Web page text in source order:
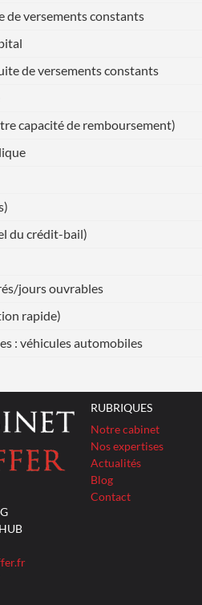
de versements constants
de versements constants
capacité de remboursement)
du crédit-bail)
jours ouvrables
rapide)
: véhicules automobiles
RUBRIQUES
Notre cabinet
Nos expertises
Actualités
Blog
Contact